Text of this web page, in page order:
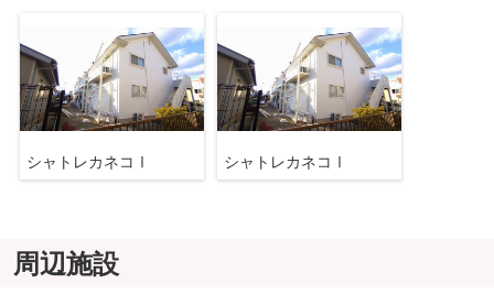
シャトレカネコⅠ シャトレカネコⅠ
周辺施設